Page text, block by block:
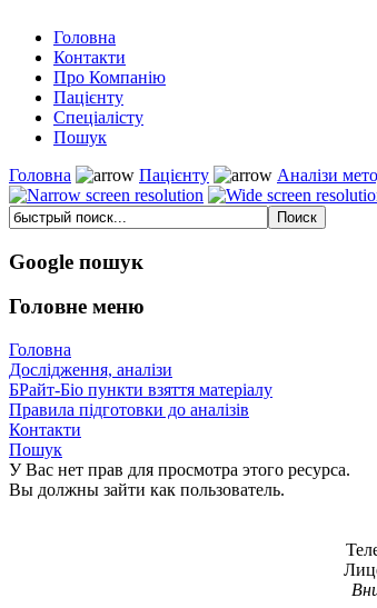
Головна
Контакти
Про Компанію
Пацієнту
Спеціалісту
Пошук
Головна
Пацієнту Аналізи
Google пошук
Головне меню
Головна
Дослідження, аналізи
БРайт-Біо пункти взяття матеріалу
Правила підготовки до аналізів
Контакти
Пошук
У Вас нет прав для просмотра этого ресурса.
Вы должны зайти как пользователь.